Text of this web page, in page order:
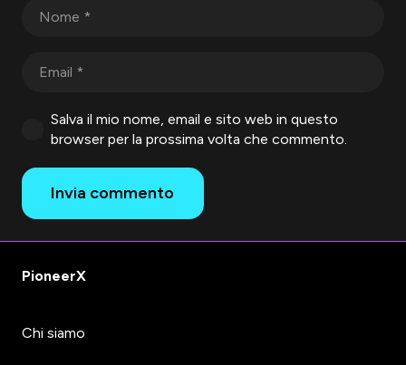
Salva il mio nome, email e sito web in questo
browser per la prossima volta che commento.
Invia commento
PioneerX
Chi siamo